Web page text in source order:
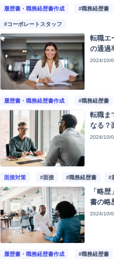
履歴書・職務経歴書作成 #職務経歴書
#コーポレートスタッフ
転職エ
の通過
解説
2024/10/
履歴書・職務経歴書作成 #職務経歴書
転職ま
なる？
を解説
2024/10/
面接対策 #面接 #職務経歴書 #
「略
書の略
2024/10/
履歴書・職務経歴書作成 #職務経歴書